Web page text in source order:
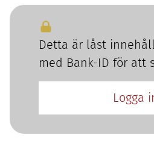
Detta är låst
med Bank-ID för att
Logga